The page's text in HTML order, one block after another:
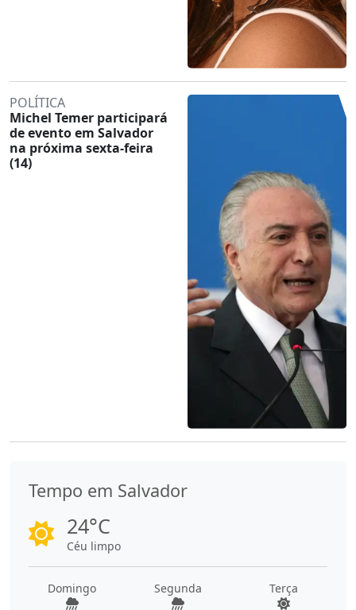
POLÍTICA
Michel Temer participará
de evento em Salvador
na próxima sexta-feira
(14)
Tempo em Salvador
24°C
Céu limpo
Domingo Segunda Terça